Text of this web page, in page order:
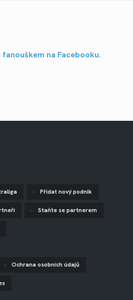
fanouškem na Facebooku.
Přidat nový podnik
Staňte se partnerem
Ochrana osobních údajů